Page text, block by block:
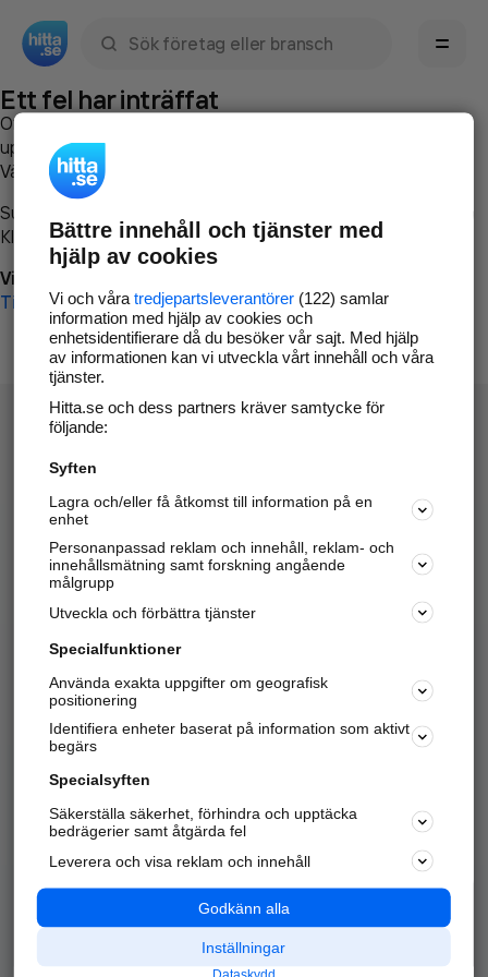
Ett fel har inträffat
Om du vill kan du
uppstod så att vi lättare och snabbare kan avhjälpa det.
Vänligen försök med följande:
Surfa till
Klicka påTillbaka-knappen i webbläsaren och försök igen
Vi beklagar besväret!
Till startsidan
Hitta.se - Gratis nummerupplysning.
Sök företag, personer och platser.
Hitta telefonnummer, adresser, företagsinfo mm.
Marknadsför företaget
Kom igång och annonsera mot
samarbetspartners nära dig.
Alla kategorier
Populära sökningar
API & Kartor
Annonsera
Integritet
Nödnummer
Bättre innehåll och tjänster med
hjälp av cookies
Vi och våra tredjepartsleverantörer(122) samlar
information med hjälp av cookies och
enhetsidentifierare då du besöker vår sajt. Med hjälp
av informationen kan vi utveckla vårt innehåll och våra
tjänster.
Hitta.se och dess partners kräver samtycke för
följande:
Syften
Lagra och/eller få åtkomst till information på en
enhet
Personanpassad reklam och innehåll, reklam- och
innehållsmätning samt forskning angående
målgrupp
Utveckla och förbättra tjänster
Specialfunktioner
Använda exakta uppgifter om geografisk
positionering
Identifiera enheter baserat på information som aktivt
begärs
Specialsyften
Säkerställa säkerhet, förhindra och upptäcka
bedrägerier samt åtgärda fel
Leverera och visa reklam och innehåll
Godkänn alla
Inställningar
Dataskydd